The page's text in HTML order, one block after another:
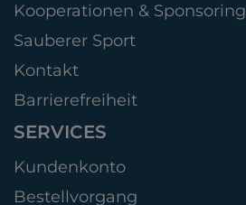
Kooperationen & Sponsoring
Sauberer Sport
Kontakt
Barrierefreiheit
SERVICES
Kundenkonto
Bestellvorgang